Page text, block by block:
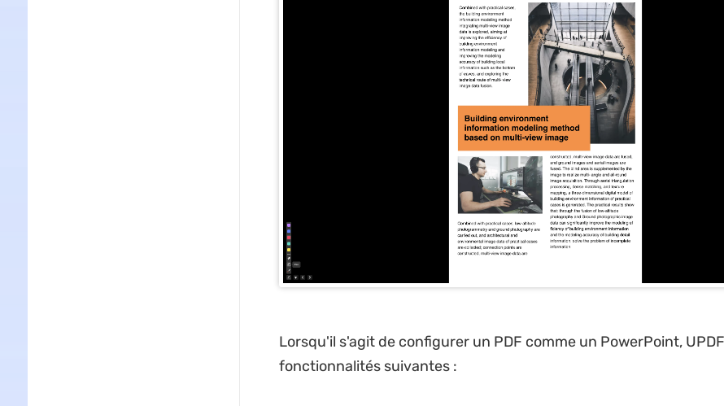
Lorsqu'il s'agit de configurer un PDF comme un PowerPoint,
fonctionnalités suivantes :